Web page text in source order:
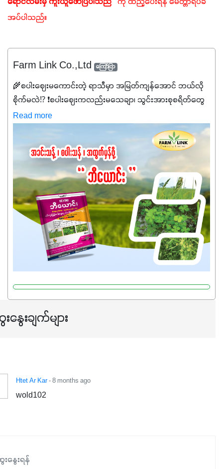
အပ်ပါသည်။
Farm Link Co.,Ltd ကြော်ငြာ
🌾စပါးဈေးမကောင်းတဲ့ ရာသီမှာ အမြတ်ကျန်အောင် ဘယ်လို
စိုက်မလဲ⁉️ ❗စပါးဈေးကလည်းမသေချာ၊ သွင်းအားစုစရိတ်တွေ
ကလည်း တက်နေတဲ့ဒီလိုအချိန်မှာ သွင်းအားစုဖိုးကို လျှော့ချပြီး
အထွက်နှုန်းကို ထိန်းထားနိုင်မှ ဦးကြီးတို့ အဆင်ပြေမှာနော် ✔️ဒါ
ကြောင့် ကိုယ်သုံးသမျှ ကိုယ့်အတွက်အကျိုးရစေမယ့်
အရည်အသွေးစိတ်ချရတဲ့ သွင်းအားစုပစ္စည်းတွေကိုပဲ ရွေးချယ်
သုံးသင့်ပါတယ်။
Read more
နွေးချက်များ
Htet Ar Kar- 8 months ago
wold102
နွေးရန်